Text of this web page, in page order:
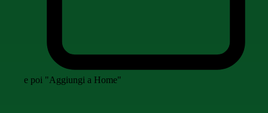
e poi "Aggiungi a Home"